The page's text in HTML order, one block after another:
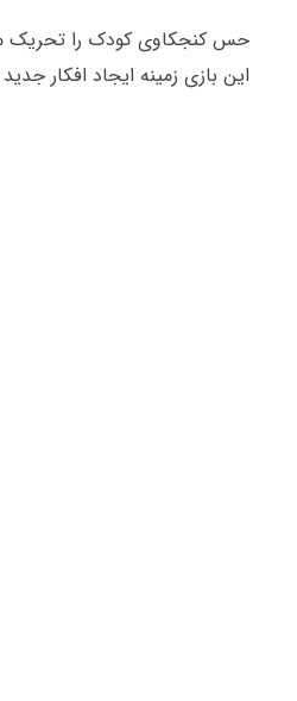
حس کنجکاوی کودک را تحریک می
این بازی زمینه ایجاد افکار